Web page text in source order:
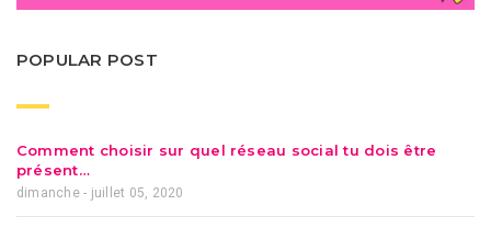
POPULAR POST
Comment choisir sur quel réseau social tu dois être
présent…
dimanche - juillet 05, 2020